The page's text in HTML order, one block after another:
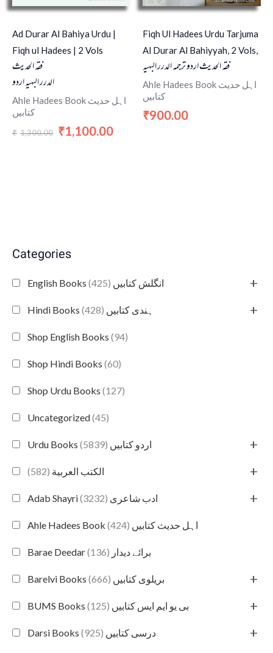
Categories
English Books انگلش کتابیں (425) +
Hindi Books ہندی کتابیں (428) +
Shop English Books (94)
Shop Hindi Books (60)
Shop Urdu Books (127)
Uncategorized(45)
Urdu Books اردو کتابیں (5839) +
الكتب العربية (582) +
Adab Shayri ادب شاعری (3232) +
Ahle Hadees Book اہل حدیث کتابیں (424)
Barae Deedar برائے دیدار (136)
Barelvi Books بریلوی کتابیں (666) +
BUMS Books بی یو ایم ایس کتابیں (125) +
Darsi Books درسی کتابیں (925) +
Ad Durar Al Bahiya Urdu |
Fiqh ul Hadees | 2 Vols
فقہ الحدیث
الدرر البہیہ اردو
Ahle Hadees Book اہل حدیث
کتابیں
₹ 1,300.00 ₹1,100.00
Fiqh Ul Hadees Urdu Tarjuma
Al Durar Al Bahiyyah, 2 Vols,
فقہ الحدیث اردو ترجمہ الدرر البہیہ
Ahle Hadees Book اہل حدیث
کتابیں
₹900.00